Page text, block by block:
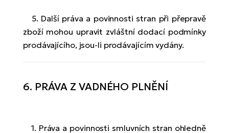
5. Další práva a povinnosti stran při přepravě
zboží mohou upravit zvláštní dodací podmínky
prodávajícího, jsou-li prodávajícím vydány.
6. PRÁVA Z VADNÉHO PLNĚNÍ
1. Práva a povinnosti smluvních stran ohledně